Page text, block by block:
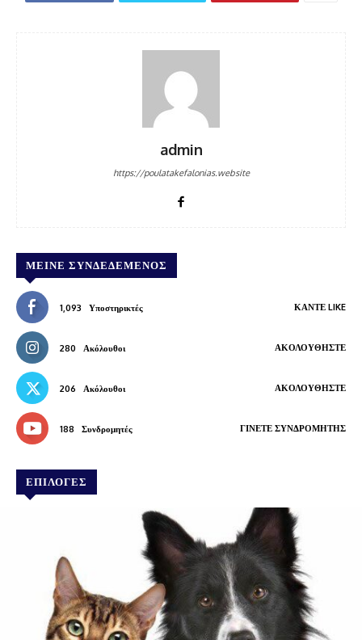
admin
https://poulatakefalonias.website
ΜΕΊΝΕ ΣΥΝΔΕΔΕΜΈΝΟΣ
1,093 Υποστηρικτές ΚΆΝΤΕ LIKE
280 Ακόλουθοι ΑΚΟΛΟΥΘΉΣΤΕ
206 Ακόλουθοι ΑΚΟΛΟΥΘΉΣΤΕ
188 Συνδρομητές ΓΊΝΕΤΕ ΣΥΝΔΡΟΜΗΤΉΣ
ΕΠΙΛΟΓΕΣ